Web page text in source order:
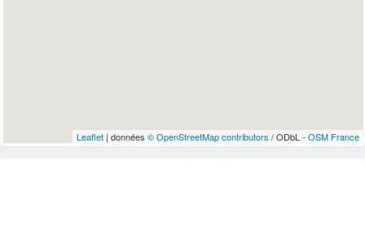
Leaflet| données © OpenStreetMap contributors / ODbL - OSM France